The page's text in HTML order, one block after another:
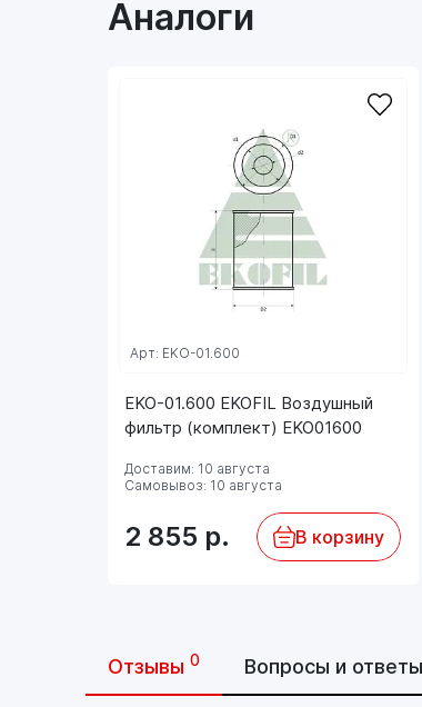
Аналоги
EKO-01.600 EKOFIL Воздушный
фильтр (комплект) EKO01600
Арт: EKO-01.600
Доставим: 10 августа
Самовывоз: 10 августа
2 855 р. В корзину
Отзывы 0 Вопросы и ответы